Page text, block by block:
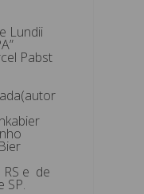
Lundii
Pabst
RS e de
SP.